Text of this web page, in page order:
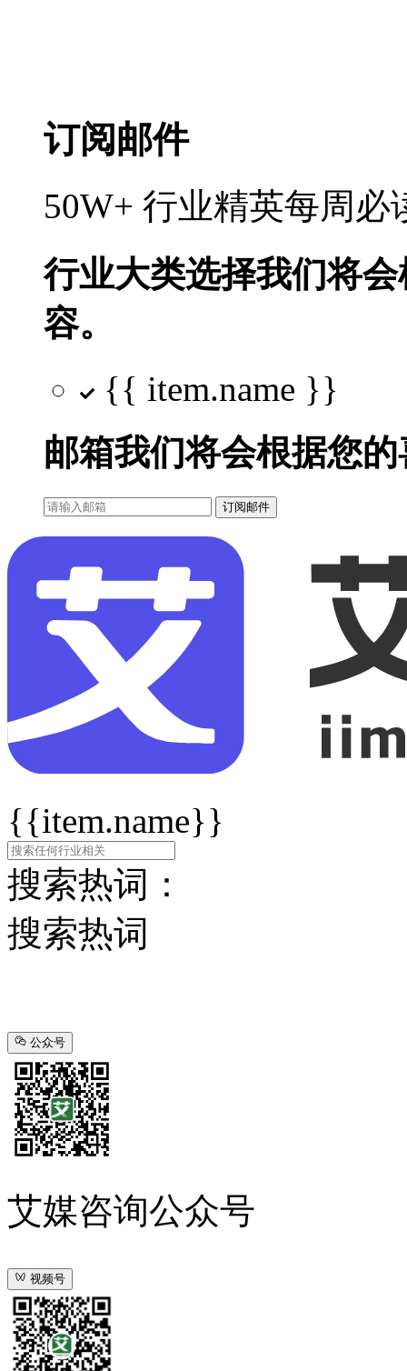
订阅邮件
50W+ 行业精英每周
行业大类选择我们将
容。
{{ item.name }}
邮箱我们将会根据您
订阅邮件
{{item.name}}
搜索热词：
搜索热词
公众号
艾媒咨询公众号
视频号